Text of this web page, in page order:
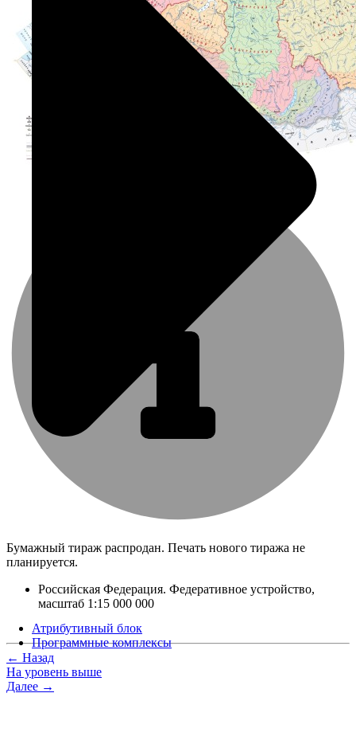
Атрибутивный блок
Программные комплексы
Бумажный тираж распродан. Печать нового тиража не
планируется.
Российская Федерация. Федеративное устройство,
масштаб 1:15 000 000
← Назад
На уровень выше
Далее →